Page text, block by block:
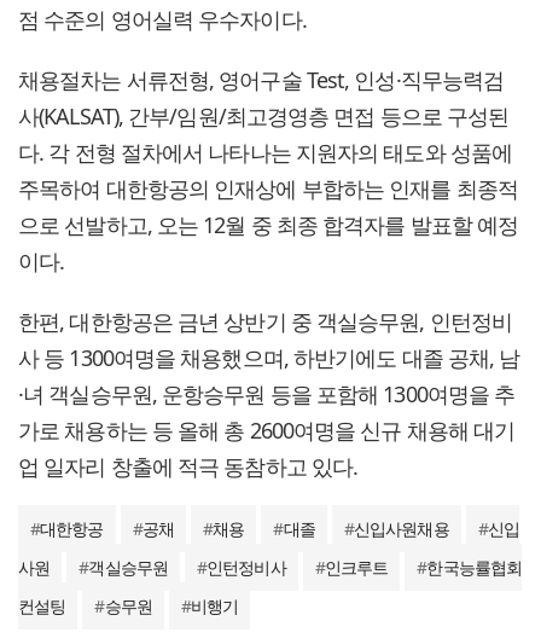
점 수준의 영어실력 우수자이다.
채용절차는 서류전형, 영어구술 Test, 인성·직무능력검
사(KALSAT), 간부/임원/최고경영층 면접 등으로 구성된
다. 각 전형 절차에서 나타나는 지원자의 태도와 성품에
주목하여 대한항공의 인재상에 부합하는 인재를 최종적
으로 선발하고, 오는 12월 중 최종 합격자를 발표할 예정
이다.
한편, 대한항공은 금년 상반기 중 객실승무원, 인턴정비
사 등 1300여명을 채용했으며, 하반기에도 대졸 공채, 남
·녀 객실승무원, 운항승무원 등을 포함해 1300여명을 추
가로 채용하는 등 올해 총 2600여명을 신규 채용해 대기
업 일자리 창출에 적극 동참하고 있다.
#대한항공 #공채 #채용 #대졸 #신입사원채용 #신입
사원
#객실승무원 #인턴정비사 #인크루트 #한국능률협회
컨설팅
#승무원 #비행기